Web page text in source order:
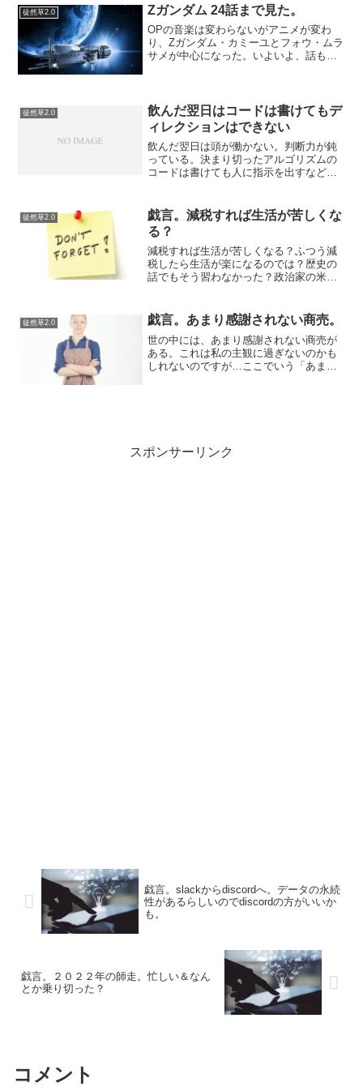
しい。てか、考える必要も...
徒然草2.0 Zガンダム 24話まで見た。
OPの音楽は変わらないがアニメが変わ
り、Zガンダム・カミーユとフォウ・ムラ
サメが中心になった。いよいよ、話も佳
なんでもかんで...
徒然草2.0
飲んだ翌日はコードは書けてもデ
ィレクションはできない
飲んだ翌日は頭が働かない。判断力が鈍
っている。決まり切ったアルゴリズムの
コードは書けても人に指示を出すなどの
が、酒を飲まずにはいられない？酒は一
期一会を繋ぐもの。新しい発...
徒然草2.0
戯言。減税すれば生活が苦しくな
る？
減税すれば生活が苦しくなる？ふつう減
税したら生活が楽になるのでは？歴史の
話でもそう習わなかった？政治家の米山
減税するとハイパーインフレになるそう
だ。立憲民主党の政治の責...
徒然草2.0 戯言。あまり感謝されない商売。
世の中には、あまり感謝されない商売が
ある。これは私の主観に過ぎないのかも
しれないのですが…ここでいう「あまり
スポンサーリンク
戯言。slackからdiscordへ。データの永続
性があるらしいのでdiscordの方がいいか
も。
戯言。２０２２年の師走。忙しい＆なん
とか乗り切った？
コメント